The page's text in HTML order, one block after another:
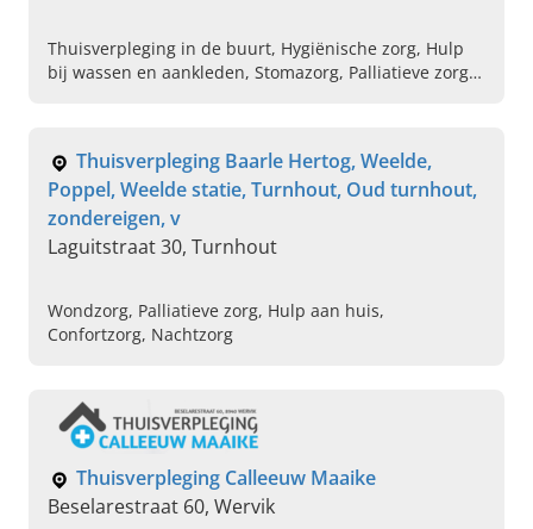
Thuisverpleging in de buurt, Hygiënische zorg, Hulp
bij wassen en aankleden, Stomazorg, Palliatieve zorg,
Thuisverpleging Baarle Hertog, Weelde,
Poppel, Weelde statie, Turnhout, Oud turnhout,
zondereigen, v
Laguitstraat 30, Turnhout
Wondzorg, Palliatieve zorg, Hulp aan huis,
Confortzorg, Nachtzorg
Thuisverpleging Calleeuw Maaike
Beselarestraat 60, Wervik